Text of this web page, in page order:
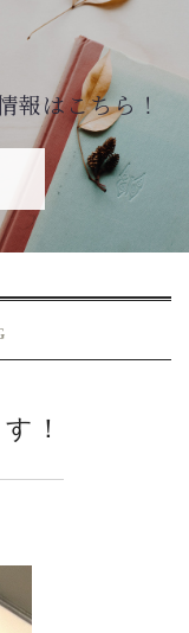
g
報はこちら！
！